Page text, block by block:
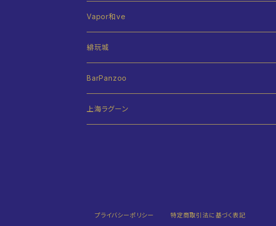
Vapor和ve
緋玩城
BarPanzoo
上海ラグーン
プライバシーポリシー 特定商取引法に基づく表記